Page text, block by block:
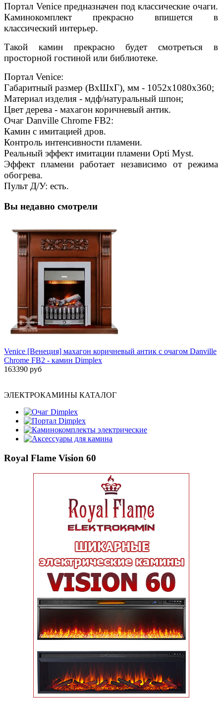
Портал Venice предназначен под классические очаги.
Каминокомплект прекрасно впишется в
классический интерьер.
Такой камин прекрасно будет смотреться в
просторной гостиной или библиотеке.
Портал Venice:
Габаритный размер (ВхШхГ), мм - 1052х1080х360;
Материал изделия - мдф/натуральный шпон;
Цвет дерева - махагон коричневый антик.
Очаг Danville Chrome FB2:
Камин с имитацией дров.
Контроль интенсивности пламени.
Реальный эффект имитации пламени Opti Myst.
Эффект пламени работает независимо от режима
обогрева.
Пульт Д/У: есть.
Вы недавно смотрели
Venice [Венеция] махагон коричневый антик с очагом Danville
Chrome FB2 - камин Dimplex
163390 руб
ЭЛЕКТРОКАМИНЫ КАТАЛОГ
Очаг Dimplex
Портал Dimplex
Каминокомплекты электрические
Аксессуары для камина
Royal Flame Vision 60